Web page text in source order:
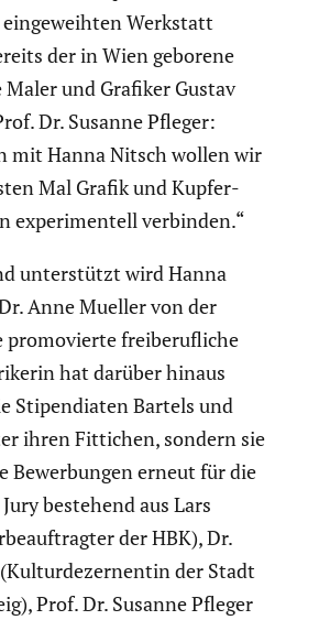
Werkstatt
der in Wien geborene
Maler und Grafiker Gustav
Dr. Susanne Pfleger:
mit Hanna Nitsch wollen wir
Mal Grafik und Kupfer­
experi­men­tell verbinden.“
unter­stützt wird Hanna
Anne Mueller von der
promo­vierte freibe­ruf­liche
hat darüber hinaus
Stipen­diaten Bartels und
ihren Fittichen, sondern sie
Bewer­bungen erneut für die
bestehend aus Lars
der HBK), Dr.
der Stadt
Prof. Dr. Susanne Pfleger